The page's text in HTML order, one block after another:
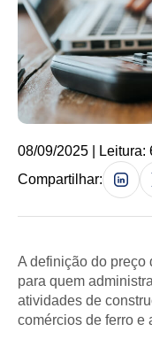
08/09/2025 | Leitura:
Compartilhar:
A definição do preço
para quem
atividades de
comércios de ferro e